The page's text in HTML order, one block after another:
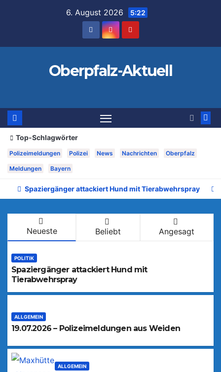
6. August 2026 5:22
Oberpfalz-Aktuell
Top-Schlagwörter
Polizeimeldungen Polizei News Nachrichten Oberpfalz
Meldungen Bayern
Spaziergänger attackiert Hund mit Tierabwehrspray
Neueste Beliebt Angesagt
POLITIK
Spaziergänger attackiert Hund mit
Tierabwehrspray
ALLGEMEIN
19.07.2026 – Polizeimeldungen aus Weiden
ALLGEMEIN